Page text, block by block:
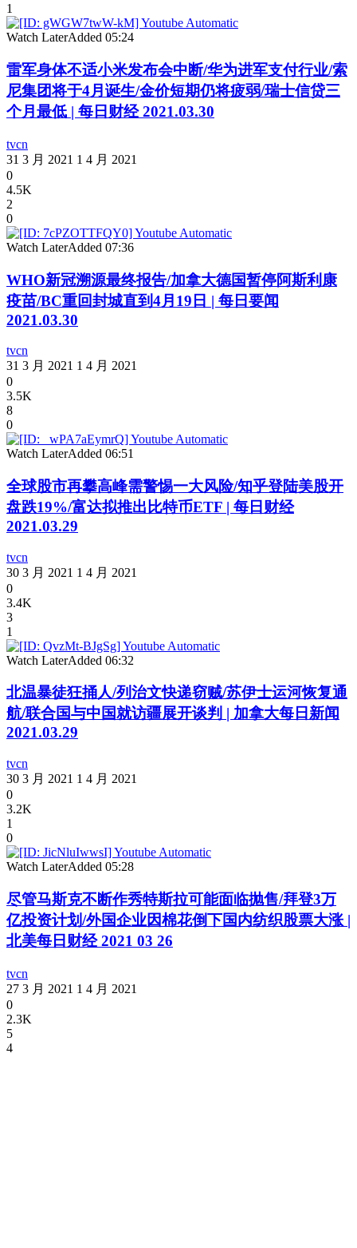
1
Watch LaterAdded 05:24
雷军身体不适小米发布会中断/华为进军支付行业/索
尼集团将于4月诞生/金价短期仍将疲弱/瑞士信贷三
个月最低 | 每日财经 2021.03.30
tvcn
31 3 月 2021 1 4 月 2021
0
4.5K
2
0
Watch LaterAdded 07:36
WHO新冠溯源最终报告/加拿大德国暂停阿斯利康
疫苗/BC重回封城直到4月19日 | 每日要闻
2021.03.30
tvcn
31 3 月 2021 1 4 月 2021
0
3.5K
8
0
Watch LaterAdded 06:51
全球股市再攀高峰需警惕一大风险/知乎登陆美股开
盘跌19%/富达拟推出比特币ETF | 每日财经
2021.03.29
tvcn
30 3 月 2021 1 4 月 2021
0
3.4K
3
1
Watch LaterAdded 06:32
北温暴徒狂捅人/列治文快递窃贼/苏伊士运河恢复通
航/联合国与中国就访疆展开谈判 | 加拿大每日新闻
2021.03.29
tvcn
30 3 月 2021 1 4 月 2021
0
3.2K
1
0
Watch LaterAdded 05:28
尽管马斯克不断作秀特斯拉可能面临抛售/拜登3万
亿投资计划/外国企业因棉花倒下国内纺织股票大涨 |
北美每日财经 2021 03 26
tvcn
27 3 月 2021 1 4 月 2021
0
2.3K
5
4